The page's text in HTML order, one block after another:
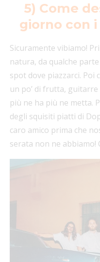
5) Come
giorno con
Sicuramente vibiamo!
natura, da qualche
spot dove piazzarci. Poi
un po’ di frutta,
più ne ha più ne metta.
degli squisiti piatti di
caro amico prima che
serata non ne abbiamo!